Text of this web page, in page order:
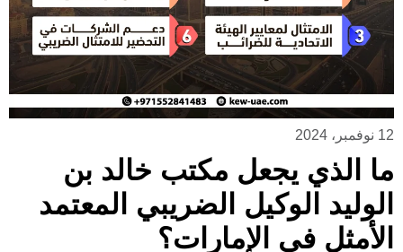
12 نوفمبر، 2024
ما الذي يجعل مكتب خالد بن
الوليد الوكيل الضريبي المعتمد
الأمثل في الإمارات؟